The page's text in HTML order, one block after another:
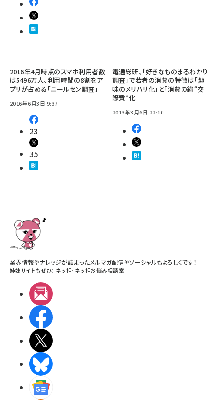
2016年4月時点のスマホ利用者数
は5496万人、利用時間の8割をア
プリが占める「ニールセン調査」
2016年6月3日 9:37
23
35
電通総研、「好きなものまるわかり
調査」で若者の消費の特徴は「趣
味のメリハリ化」と「消費の総“交
際費”化
2013年3月6日 22:10
業界情報やナレッジが詰まったメルマガ配信やソーシャルもよろしくです！
姉妹サイトもぜひ： ネッ担・ ネッ担お悩み相談室